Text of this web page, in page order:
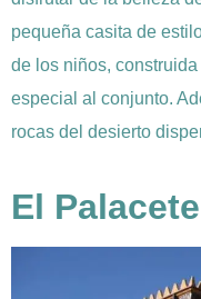
pequeña casita de
de los niños,
especial al conjunto.
rocas del desierto
El